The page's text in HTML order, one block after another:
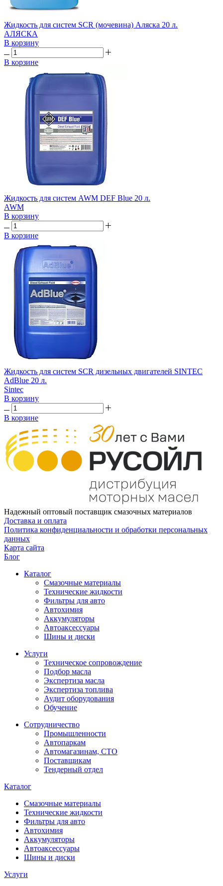
Жидкость для систем SCR (мочевина) Аляска 20 л.
АЛЯСКА
В корзину
В корзине
Жидкость для cистем AWM DEF Blue 20 л.
AWM
В корзину
В корзине
Жидкость для систем SCR дизельных двигателей SINTEC
AdBlue 20 л.
Sintec
В корзину
В корзине
Надежный оптовый поставщик смазочных материалов
Доставка и оплата
Политика конфиденциальности и обработки персональных
данных
Карта сайта
Блог
Каталог
Смазочные материалы
Технические жидкости
Фильтры для авто
Автохимия
Аккумуляторы
Автоаксессуары
Шины и диски
Услуги
Техническое сопровождение
Подбор масла
Экспертиза масла
Экспертиза топлива
Аудит оборудования
Обучение
Сотрудничество
Промышленности
Автопаркам
Автомагазинам, СТО
Поставщикам
Тендерный отдел
Каталог
Смазочные материалы
Технические жидкости
Фильтры для авто
Автохимия
Аккумуляторы
Автоаксессуары
Шины и диски
Услуги